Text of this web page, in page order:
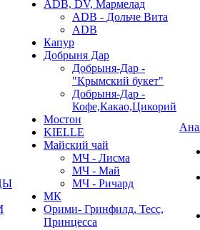
ADB, DV, Мармелад
ADB - Дольче Вита
ADB
Капур
Добрыня Дар
Добрыня-Дар -
"Крымский букет"
Добрыня-Дар -
Кофе,Какао,Цикорий
Мостон
KIELLE
Майский чай
МЧ - Лисма
МЧ - Май
МЧ - Ричард
МК
Орими- Гринфилд, Тесс,
Принцесса